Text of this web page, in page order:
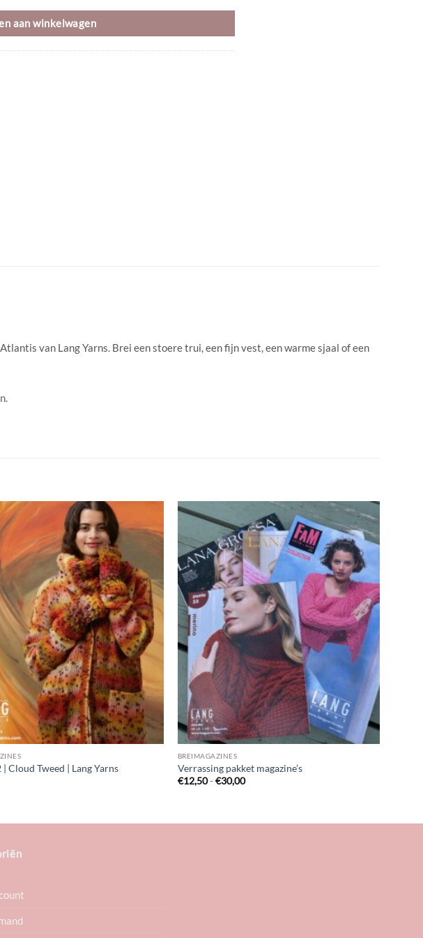
aan winkelwagen
van Lang Yarns. Brei een stoere trui, een fijn vest, een warme sjaal of een
Cloud Tweed | Lang Yarns
BREIMAGAZINES
Verrassing pakket magazine’s
€12,50-€30,00Prijsklasse: